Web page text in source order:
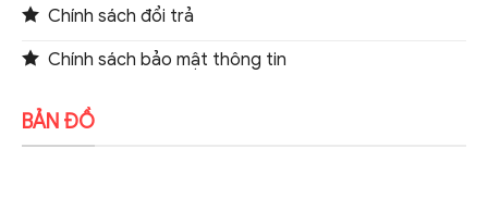
Chính sách đổi trả
Chính sách bảo mật thông tin
BẢN ĐỒ